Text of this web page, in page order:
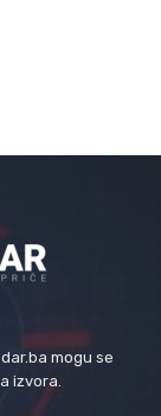
mogu se
izvora.